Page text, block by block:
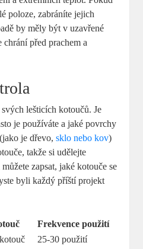
poloze, zabráníte jejich
by měly být v uzavřené
před prachem a
lešticích kotoučů. Je
je používáte a jaké povrchy
je dřevo,sklo nebo kov)
takže si udělejte
zapsat, jaké kotouče se
byli každý příští projekt
Frekvence použití
25-30 použití